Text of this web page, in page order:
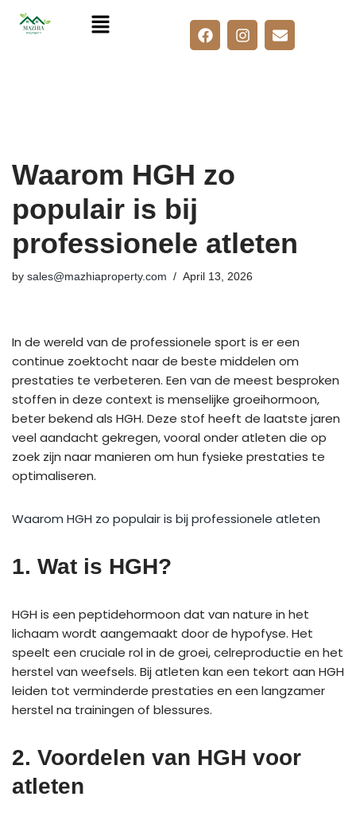
Waarom HGH zo
populair is bij
professionele atleten
by sales@mazhiaproperty.com April 13, 2026
In de wereld van de professionele sport is er een
continue zoektocht naar de beste middelen om
prestaties te verbeteren. Een van de meest besproken
stoffen in deze context is menselijke groeihormoon,
beter bekend als HGH. Deze stof heeft de laatste jaren
veel aandacht gekregen, vooral onder atleten die op
zoek zijn naar manieren om hun fysieke prestaties te
optimaliseren.
Waarom HGH zo populair is bij professionele atleten
1. Wat is HGH?
HGH is een peptidehormoon dat van nature in het
lichaam wordt aangemaakt door de hypofyse. Het
speelt een cruciale rol in de groei, celreproductie en het
herstel van weefsels. Bij atleten kan een tekort aan HGH
leiden tot verminderde prestaties en een langzamer
herstel na trainingen of blessures.
2. Voordelen van HGH voor
atleten